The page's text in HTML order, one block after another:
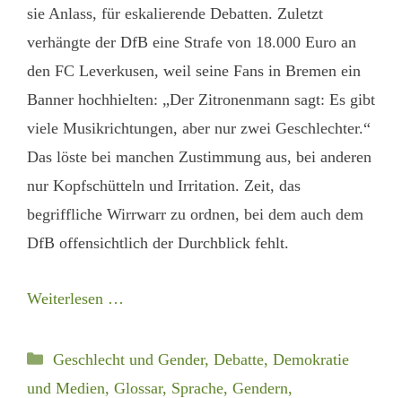
sie Anlass, für eskalierende Debatten. Zuletzt
verhängte der DfB eine Strafe von 18.000 Euro an
den FC Leverkusen, weil seine Fans in Bremen ein
Banner hochhielten: „Der Zitronenmann sagt: Es gibt
viele Musikrichtungen, aber nur zwei Geschlechter.“
Das löste bei manchen Zustimmung aus, bei anderen
nur Kopfschütteln und Irritation. Zeit, das
begriffliche Wirrwarr zu ordnen, bei dem auch dem
DfB offensichtlich der Durchblick fehlt.
Weiterlesen …
Kategorien
Geschlecht und Gender, Debatte, Demokratie
und Medien, Glossar, Sprache, Gendern,